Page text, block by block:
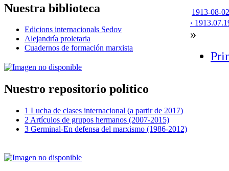
Nuestra biblioteca
Edicions internacionals Sedov
Alejandría proletaria
Cuadernos de formación marxista
Nuestro repositorio político
1 Lucha de clases internacional (a partir de 2017)
2 Artículos de grupos hermanos (2007-2015)
3 Germinal-En defensa del marxismo (1986-2012)
1913-08-
‹
»